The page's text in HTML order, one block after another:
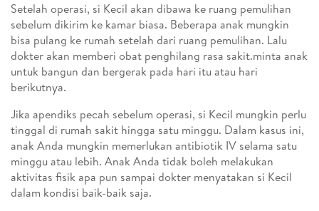
Setelah operasi, si Kecil akan dibawa ke ruang pemulihan
sebelum dikirim ke kamar biasa. Beberapa anak mungkin
bisa pulang ke rumah setelah dari ruang pemulihan. Lalu
dokter akan memberi obat penghilang rasa sakit.minta anak
untuk bangun dan bergerak pada hari itu atau hari
berikutnya.
Jika apendiks pecah sebelum operasi, si Kecil mungkin perlu
tinggal di rumah sakit hingga satu minggu. Dalam kasus ini,
anak Anda mungkin memerlukan antibiotik IV selama satu
minggu atau lebih. Anak Anda tidak boleh melakukan
aktivitas fisik apa pun sampai dokter menyatakan si Kecil
dalam kondisi baik-baik saja.